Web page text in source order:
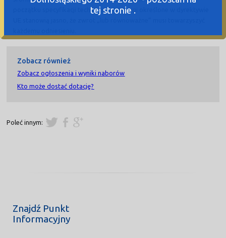
początku specyfikacji technicznej. Wymogi określone w dyrektywie
Zobacz również
Zobacz ogłoszenia i wyniki naborów
Kto może dostać dotację?
Poleć innym:
Znajdź Punkt
Informacyjny
tej stronie .